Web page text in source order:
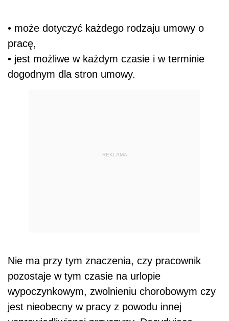
• może dotyczyć każdego rodzaju umowy o
pracę,
• jest możliwe w każdym czasie i w terminie
dogodnym dla stron umowy.
REKLAMA
Nie ma przy tym znaczenia, czy pracownik
pozostaje w tym czasie na urlopie
wypoczynkowym, zwolnieniu chorobowym czy
jest nieobecny w pracy z powodu innej